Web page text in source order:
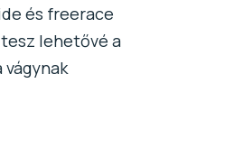
és freerace
lehetővé a